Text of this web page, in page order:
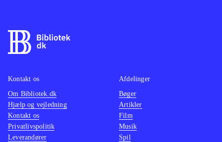
Kontakt os
Om Bibliotek.dk
Hjælp og vejledning
Kontakt os
Privatlivspolitik
Leverandører
Afdelinger
Bøger
Artikler
Film
Musik
Spil